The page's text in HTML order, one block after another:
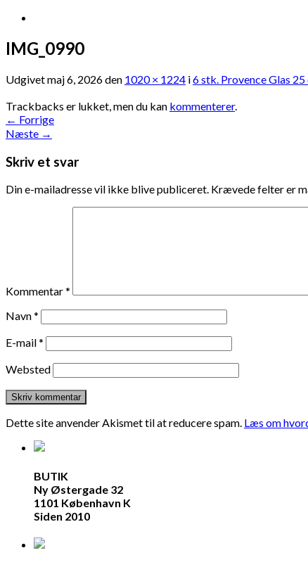
IMG_0990
Udgivetmaj 6, 2026den 1020 × 1224 i6 stk. Provence Glas
Trackbacks er lukket, men du kan kommenterer.
← Forrige
Næste →
Skriv et svar
Din e-mailadresse vil ikke blive publiceret. Krævede felter er
Kommentar*
Navn*
E-mail*
Websted
Dette site anvender Akismet til at reducere spam. Læs om
BUTIK
Ny Østergade 32
1101 København K
Siden 2010